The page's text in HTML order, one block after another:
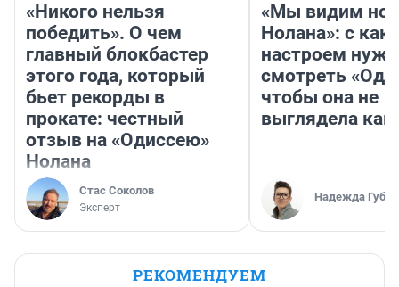
«Никого нельзя
победить». О чем
главный блокбастер
этого года, который
бьет рекорды в
прокате: честный
отзыв на «Одиссею»
Нолана
Стас Соколов
Эксперт
«Мы видим
Нолана»: с
настроем
смотреть
чтобы она не
выглядела как
Надежда
РЕКОМЕНДУЕМ